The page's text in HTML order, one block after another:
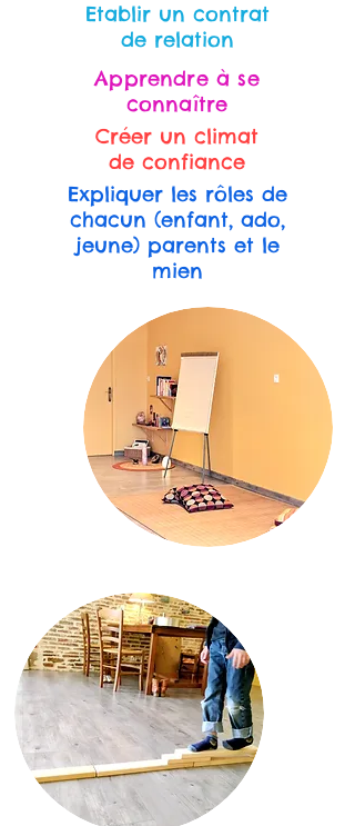
Etablir un contrat
de relation
Apprendre à se
connaître
Créer un climat
de confiance
Expliquer les rôles de
chacun (enfant, ado,
jeune) parents et le
mien